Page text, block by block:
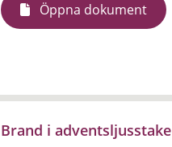
Öppna dokument
Brand i adventsljusstake